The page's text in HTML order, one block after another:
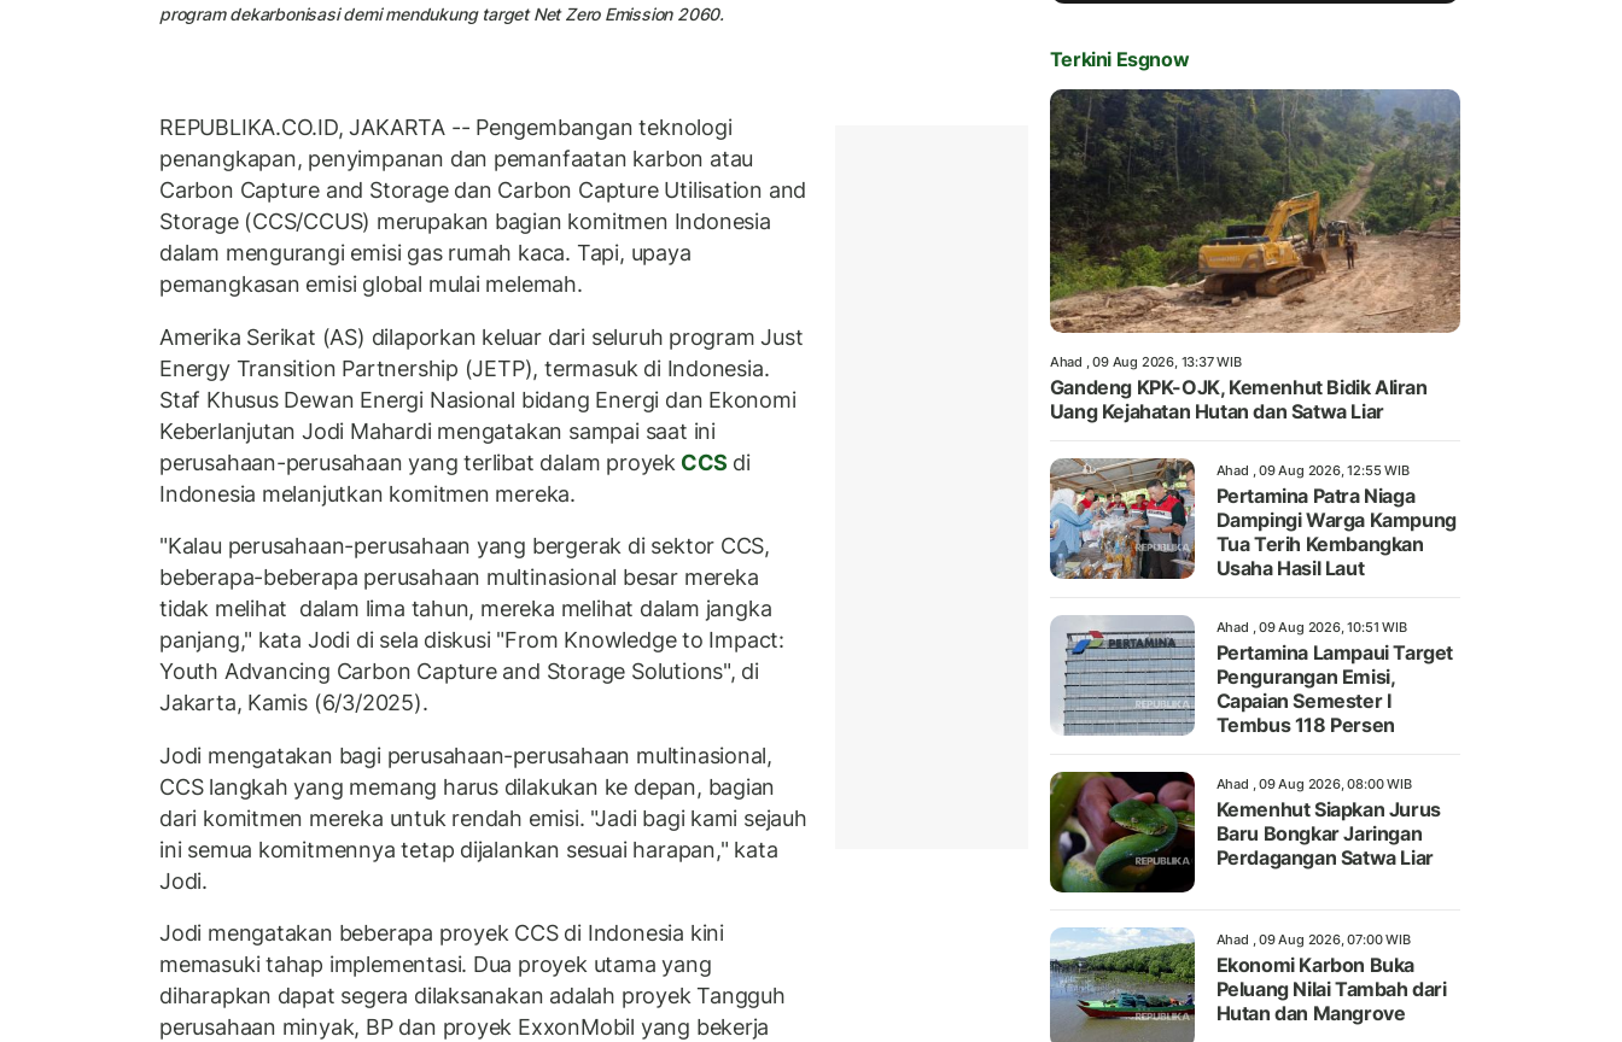
program dekarbonisasi demi mendukung target Net Zero Emission 2060.
REPUBLIKA.CO.ID, JAKARTA -- Pengembangan teknologi
penangkapan, penyimpanan dan pemanfaatan karbon atau
Carbon Capture and Storage dan Carbon Capture Utilisation and
Storage (CCS/CCUS) merupakan bagian komitmen Indonesia
dalam mengurangi emisi gas rumah kaca. Tapi, upaya
pemangkasan emisi global mulai melemah.
Amerika Serikat (AS) dilaporkan keluar dari seluruh program Just
Energy Transition Partnership (JETP), termasuk di Indonesia.
Staf Khusus Dewan Energi Nasional bidang Energi dan Ekonomi
Keberlanjutan Jodi Mahardi mengatakan sampai saat ini
perusahaan-perusahaan yang terlibat dalam proyek CCS di
Indonesia melanjutkan komitmen mereka.
"Kalau perusahaan-perusahaan yang bergerak di sektor CCS,
beberapa-beberapa perusahaan multinasional besar mereka
tidak melihat dalam lima tahun, mereka melihat dalam jangka
panjang," kata Jodi di sela diskusi "From Knowledge to Impact:
Youth Advancing Carbon Capture and Storage Solutions", di
Jakarta, Kamis (6/3/2025).
Jodi mengatakan bagi perusahaan-perusahaan multinasional,
CCS langkah yang memang harus dilakukan ke depan, bagian
dari komitmen mereka untuk rendah emisi. "Jadi bagi kami sejauh
ini semua komitmennya tetap dijalankan sesuai harapan," kata
Jodi.
Jodi mengatakan beberapa proyek CCS di Indonesia kini
memasuki tahap implementasi. Dua proyek utama yang
diharapkan dapat segera dilaksanakan adalah proyek Tangguh
perusahaan minyak, BP dan proyek ExxonMobil yang bekerja
Terkini Esgnow
Ahad , 09 Aug 2026, 13:37 WIB
Gandeng KPK-OJK, Kemenhut Bidik Aliran
Uang Kejahatan Hutan dan Satwa Liar
Ahad , 09 Aug 2026, 12:55 WIB
Pertamina Patra Niaga
Dampingi Warga Kampung
Tua Terih Kembangkan
Usaha Hasil Laut
Ahad , 09 Aug 2026, 10:51 WIB
Pertamina Lampaui Target
Pengurangan Emisi,
Capaian Semester I
Tembus 118 Persen
Ahad , 09 Aug 2026, 08:00 WIB
Kemenhut Siapkan Jurus
Baru Bongkar Jaringan
Perdagangan Satwa Liar
Ahad , 09 Aug 2026, 07:00 WIB
Ekonomi Karbon Buka
Peluang Nilai Tambah dari
Hutan dan Mangrove